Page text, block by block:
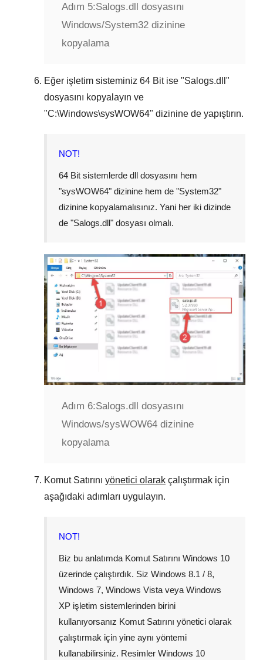
Adım 5:Salogs.dll dosyasını
Windows/System32 dizinine
kopyalama
Eğer işletim sisteminiz 64 Bitise "Salogs.dll "
dosyasını kopyalayın ve
"C:\Windows\sysWOW64" dizinine de yapıştırın.
NOT!
64 Bit sistemlerde dll dosyasını hem
"sysWOW64" dizinine hem de "System32"
dizinine kopyalamalısınız. Yani her iki dizinde
de "Salogs.dll" dosyası olmalı.
Adım 6:Salogs.dll dosyasını
Windows/sysWOW64 dizinine
kopyalama
Komut Satırını yönetici olarak çalıştırmak için
aşağıdaki adımları uygulayın.
NOT!
Biz bu anlatımda Komut Satırını Windows 10
üzerinde çalıştırdık. Siz Windows 8.1 / 8,
Windows 7, Windows Vista veya Windows
XP işletim sistemlerinden birini
kullanıyorsanız Komut Satırını yönetici olarak
çalıştırmak için yine aynı yöntemi
kullanabilirsiniz. Resimler Windows 10